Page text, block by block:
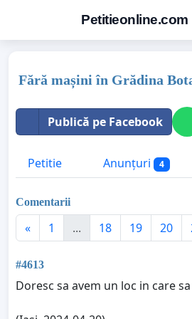
Petitieonline.com
Fără mașini în Grădina
Publică pe Facebook
Petitie Anunțuri 4
Comentarii
« 1 ... 18 19 20
#4613
Doresc sa avem un loc in care